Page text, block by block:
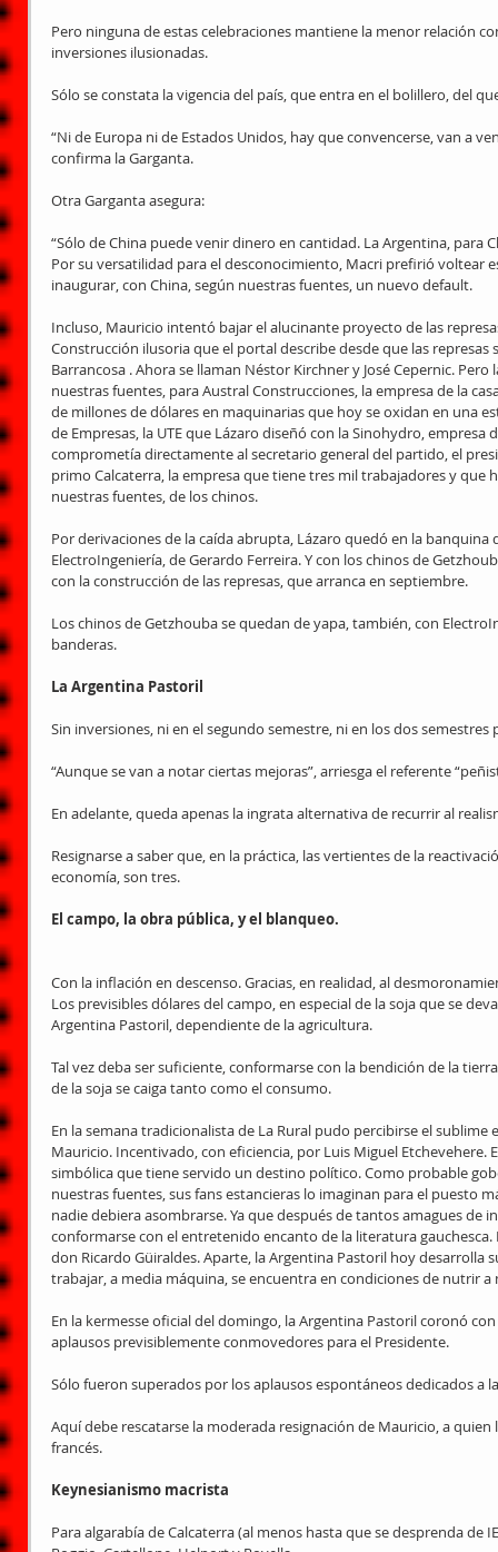
Pero ninguna de estas celebraciones mantiene la menor relación
inversiones ilusionadas.
Sólo se constata la vigencia del país, que entra en el bolillero, del
“Ni de Europa ni de Estados Unidos, hay que convencerse, van a
confirma la Garganta.
Otra Garganta asegura:
“Sólo de China puede venir dinero en cantidad. La Argentina, para
Por su versatilidad para el desconocimiento, Macri prefirió voltear
inaugurar, con China, según nuestras fuentes, un nuevo default.
Incluso, Mauricio intentó bajar el alucinante proyecto de las
Construcción ilusoria que el portal describe desde que las represas
Barrancosa . Ahora se llaman Néstor Kirchner y José Cepernic.
nuestras fuentes, para Austral Construcciones, la empresa de la
de millones de dólares en maquinarias que hoy se oxidan en una
de Empresas, la UTE que Lázaro diseñó con la Sinohydro,
comprometía directamente al secretario general del partido, el
primo Calcaterra, la empresa que tiene tres mil trabajadores y que
nuestras fuentes, de los chinos.
Por derivaciones de la caída abrupta, Lázaro quedó en la banquina
ElectroIngeniería, de Gerardo Ferreira. Y con los chinos de
con la construcción de las represas, que arranca en septiembre.
Los chinos de Getzhouba se quedan de yapa, también, con
banderas.
La Argentina Pastoril
Sin inversiones, ni en el segundo semestre, ni en los dos semestres
“Aunque se van a notar ciertas mejoras”, arriesga el referente
En adelante, queda apenas la ingrata alternativa de recurrir al
Resignarse a saber que, en la práctica, las vertientes de la
economía, son tres.
El campo, la obra pública, y el blanqueo.
Con la inflación en descenso. Gracias, en realidad, al
Los previsibles dólares del campo, en especial de la soja que se
Argentina Pastoril, dependiente de la agricultura.
Tal vez deba ser suficiente, conformarse con la bendición de la
de la soja se caiga tanto como el consumo.
En la semana tradicionalista de La Rural pudo percibirse el
Mauricio. Incentivado, con eficiencia, por Luis Miguel Etchevehere.
simbólica que tiene servido un destino político. Como probable
nuestras fuentes, sus fans estancieras lo imaginan para el puesto
nadie debiera asombrarse. Ya que después de tantos amagues de
conformarse con el entretenido encanto de la literatura
don Ricardo Güiraldes. Aparte, la Argentina Pastoril hoy desarrolla
trabajar, a media máquina, se encuentra en condiciones de nutrir a
En la kermesse oficial del domingo, la Argentina Pastoril coronó
aplausos previsiblemente conmovedores para el Presidente.
Sólo fueron superados por los aplausos espontáneos dedicados a
Aquí debe rescatarse la moderada resignación de Mauricio, a
francés.
Keynesianismo macrista
Para algarabía de Calcaterra (al menos hasta que se desprenda de